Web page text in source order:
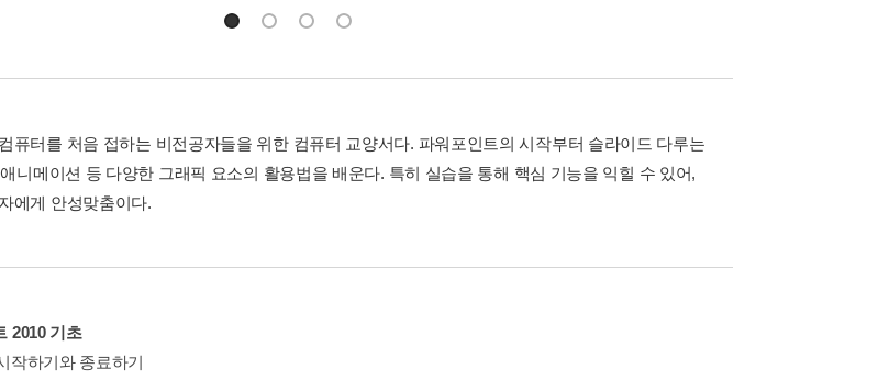
퓨터를 처음 접하는 비전공자들을 위한 컴퓨터 교양서다. 파워포인트의 시작부터 슬라이드 다루는
니메이션 등 다양한 그래픽 요소의 활용법을 배운다. 특히 실습을 통해 핵심 기능을 익힐 수 있어,
에게 안성맞춤이다.
2010 기초
작하기와 종료하기